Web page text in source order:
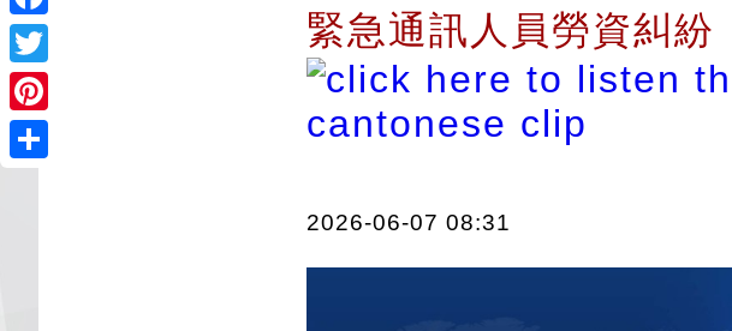
Facebook
Twitter
Pinterest
緊急通訊人員勞資糾紛
2026-06-07 08:31